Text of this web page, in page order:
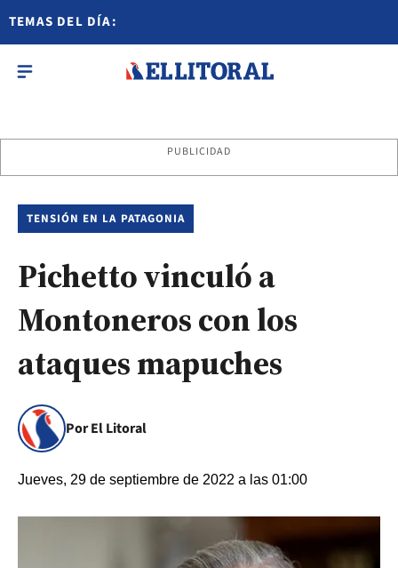
TEMAS DEL DÍA:
PUBLICIDAD
TENSIÓN EN LA PATAGONIA
Pichetto vinculó a
Montoneros con los
ataques mapuches
Por El Litoral
Jueves, 29 de septiembre de 2022 a las 01:00